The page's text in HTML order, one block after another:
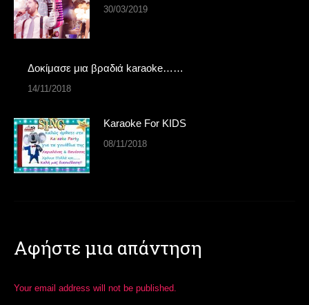
30/03/2019
Δοκίμασε μια βραδιά karaoke……
14/11/2018
Karaoke For KIDS
08/11/2018
Αφήστε μια απάντηση
Your email address will not be published.